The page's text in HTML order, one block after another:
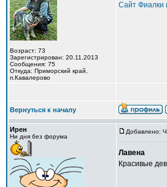
Возраст: 73
Зарегистрирован: 20.11.2013
Сообщения: 75
Откуда: Приморский край,
п.Кавалерово
Сайт Фиалки
Вернуться к началу
Ирен
Ни дня без форума
Добавлено:
Лавена
Красивые